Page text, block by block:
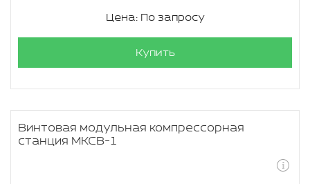
Цена: По запросу
Купить
Винтовая модульная компрессорная
станция МКСВ-1